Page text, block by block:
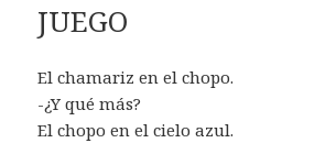
JUEGO
El chamariz en el chopo.
-¿Y qué más?
El chopo en el cielo azul.